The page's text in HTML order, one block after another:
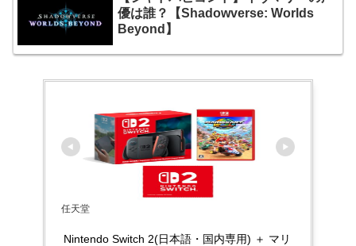
優は誰？【Shadowverse: Worlds
Beyond】
任天堂
Nintendo Switch 2(日本語・国内専用) ＋ マリ